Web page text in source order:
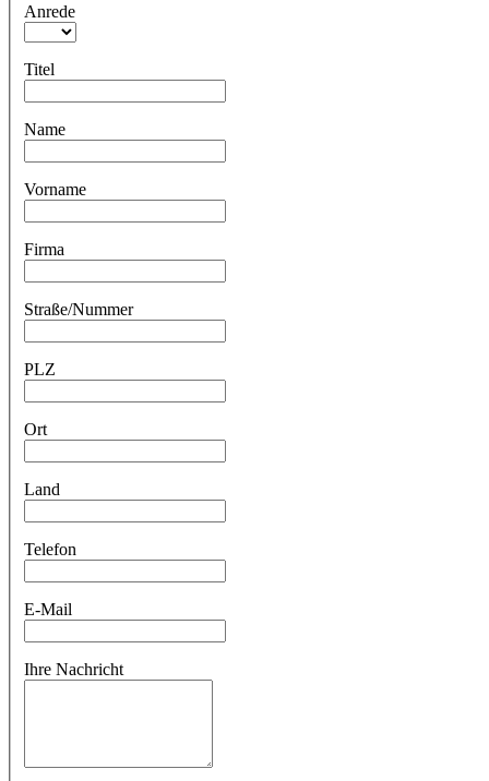
Anrede
Titel
Name
Vorname
Firma
Straße/Nummer
PLZ
Ort
Land
Telefon
E-Mail
Ihre Nachricht